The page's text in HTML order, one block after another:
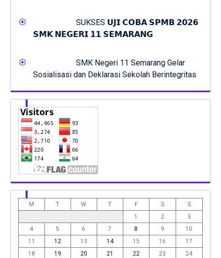
SUKSES 𝗨𝗝𝗜 𝗖𝗢𝗕𝗔 𝗦𝗣𝗠𝗕 𝟮𝟬𝟮𝟲
𝗦𝗠𝗞 𝗡𝗘𝗚𝗘𝗥𝗜 𝟭𝟭 𝗦𝗘𝗠𝗔𝗥𝗔𝗡𝗚
SMK Negeri 11 Semarang Gelar
Sosialisasi dan Deklarasi Sekolah Berintegritas
M T W T F S
S
1
2
3
4
5 6 7 8 9
10
11
12 13 14 15 16
17
18
19 20 21 22 23
24